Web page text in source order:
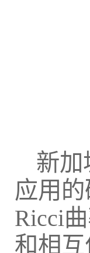
新加
应用
Ricci
和相